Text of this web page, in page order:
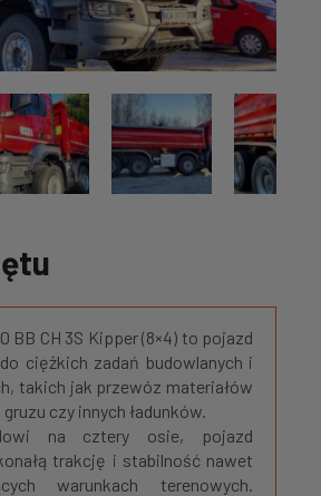
BB CH 3S Kipper (8×4) to pojazd
ciężkich zadań budowlanych i
takich jak przewóz materiałów
czy innych ładunków.
na cztery osie, pojazd
trakcję i stabilność nawet
warunkach terenowych.